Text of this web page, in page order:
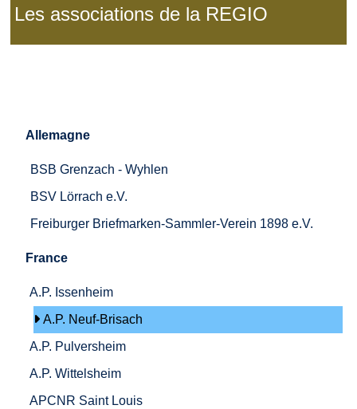
Les associations de la REGIO
Allemagne
BSB Grenzach - Wyhlen
BSV Lörrach e.V.
Freiburger Briefmarken-Sammler-Verein 1898 e.V.
France
A.P. Issenheim
A.P. Neuf-Brisach
A.P. Pulversheim
A.P. Wittelsheim
APCNR Saint Louis